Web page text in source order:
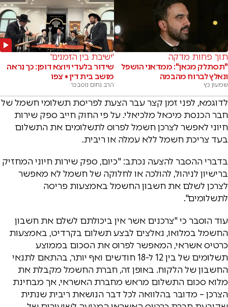
תוך פחות מדקה
"תסתלק מכאן": ממדאני הושפל
ונאלץ לברוח מהבמה
שמעון כץ
'ישיבת בין הזמנים'
שידור בלעדי ויוצא דופן: כך נראה
מושב בית דין • צפו
הרב נחום נוסבכר
לדוגמא, לפני זמן קצר עבר הצעת לפריסת תשלומי חשמל של
חבר הכנסת מיכאל מלכיאלי. על פי החוק חייב ספק שירות
חיוני לאפשר לצרכן חשמל לפרוס לתשלומים את התשלום
בעד צריכת חשמל ללא עמלה או ריבית.
בדברי ההסבר להצעה נכתב: "כיום, ספק שירות חיוני המחזיק
ברישיון לניהול, להולכה או לחלוקה של חשמל לא מאפשר
לצרכן לשלם את חשבון החשמל באמצעות פריסה
לתשלומים".
עוד הוסבר כי "צרכנים אשר אין ביכולתם לשלם את חשבון
החשמל במלואו, נאלצים לבצע תשלום בקרדיט, באמצעות
כרטיס אשראי, המאפשר לפרוס את הסכום בממוצע
תשלומים של בין 12 ל-18 חודשים ואף יותר, בהתאם לתנאי
החשבון של הלקוח. באופן זה, חברת החשמל מקבלת את
מלוא סכום התשלום מראש מחברת האשראי, אך מבחינת
הצרכן – מדובר בהלוואה לכל דבר הנושאת ריבית שנתית